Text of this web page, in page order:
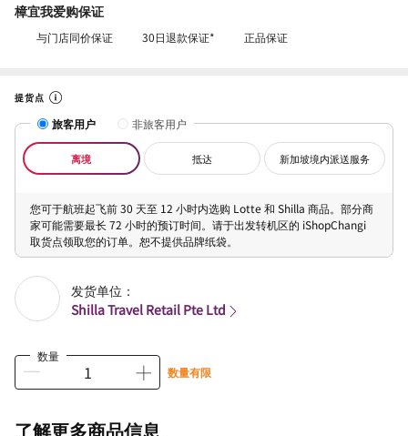
樟宜我爱购保证
与门店同价保证 30日退款保证* 正品保证
提货点
旅客用户 非旅客用户
离境 抵达 新加坡境内派送服务
您可于航班起飞前 30 天至 12 小时内选购 Lotte 和 Shilla 商品。部分商
家可能需要最长 72 小时的预订时间。请于出发转机区的 iShopChangi
取货点领取您的订单。恕不提供品牌纸袋。
发货单位：
Shilla Travel Retail Pte Ltd
数量
数量有限
了解更多商品信息